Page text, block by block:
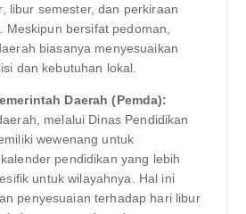
libur semester, dan perkiraan
Meskipun bersifat pedoman,
biasanya menyesuaikan
dan kebutuhan lokal.
Daerah (Pemda):
melalui Dinas Pendidikan
wewenang untuk
pendidikan yang lebih
untuk wilayahnya. Hal ini
penyesuaian terhadap hari libur